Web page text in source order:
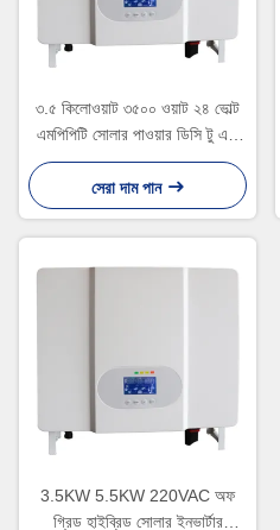
৩.৫ কিলোওয়াট ৩৫০০ ওয়াট ২৪ ভোল্ট
এমপিপিটি সোলার পাওয়ার ডিসি টু এসি
পিওর সাইন ওয়েভ এনার্জি সিস্টেম অফ
গ্রিড হাইব্রিড সোলার ইনভার্টার
সেরা দাম পান
3.5KW 5.5KW 220VAC অফ
গ্রিড হাইব্রিড সোলার ইনভার্টার